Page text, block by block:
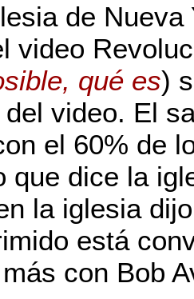
de
video
qué es)
video. El
el 60% de
que dice la
la iglesia
está
con Bob